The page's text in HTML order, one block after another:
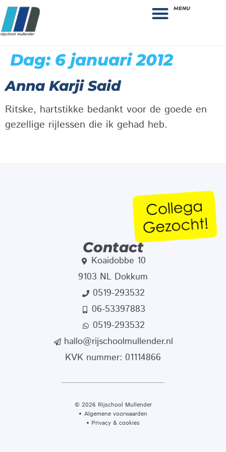
MENU
Dag: 6 januari 2012
Anna Karji Said
Ritske, hartstikke bedankt voor de goede en
gezellige rijlessen die ik gehad heb.
Contact
Koaidobbe 10
9103 NL Dokkum
0519-293532
06-53397883
0519-293532
hallo@rijschoolmullender.nl
KVK nummer: 01114866
© 2026 Rijschool Mullender
Algemene voorwaarden
Privacy & cookies